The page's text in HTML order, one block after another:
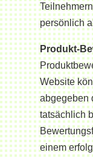
persönlich
Produkt-
Website
abgegeben
tatsächlich
einem